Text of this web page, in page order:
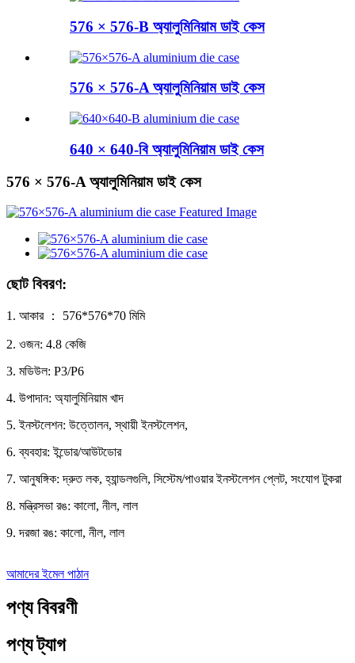
576 × 576-B অ্যালুমিনিয়াম ডাই কেস
576 × 576-A অ্যালুমিনিয়াম ডাই কেস
640 × 640-বি অ্যালুমিনিয়াম ডাই কেস
576 × 576-A অ্যালুমিনিয়াম ডাই কেস
ছোট বিবরণ:
1. আকার ： 576*576*70 মিমি
2. ওজন: 4.8 কেজি
3. মডিউল: P3/P6
4. উপাদান: অ্যালুমিনিয়াম খাদ
5. ইনস্টলেশন: উত্তোলন, স্থায়ী ইনস্টলেশন,
6. ব্যবহার: ইন্ডোর/আউটডোর
7. আনুষঙ্গিক: দ্রুত লক, হ্যান্ডলগুলি, সিস্টেম/পাওয়ার ইনস্টলেশন প্লেট, সংযোগ টুকরা
8. মন্ত্রিসভা রঙ: কালো, নীল, লাল
9. দরজা রঙ: কালো, নীল, লাল
আমাদের ইমেল পাঠান
পণ্য বিবরণী
পণ্য ট্যাগ